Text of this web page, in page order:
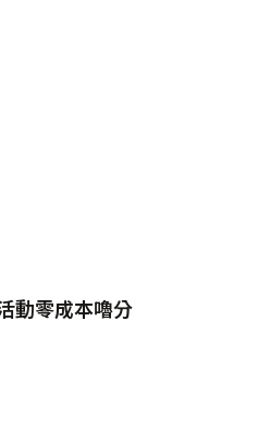
動零成本嚕分